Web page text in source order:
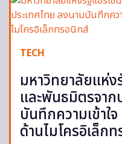
TECH
มหาวิทยาลัยแห่ง
และพันธมิตรจาก
บันทึกความเข้าใ
ด้านไมโครอิเล็ก